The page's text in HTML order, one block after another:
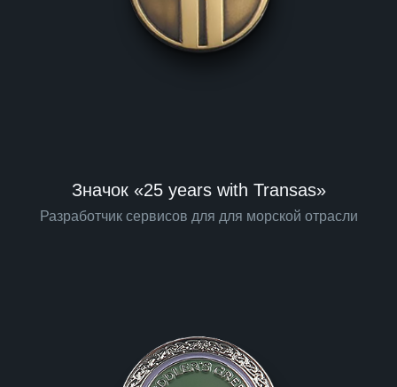
Значок «25 years with Transas»
Разработчик сервисов для для морской отрасли